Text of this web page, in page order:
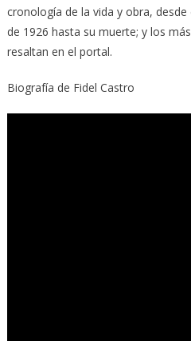
cronología de la vida y obra,
de 1926 hasta su muerte; y los
resaltan en el portal.
Biografía de Fidel Castro